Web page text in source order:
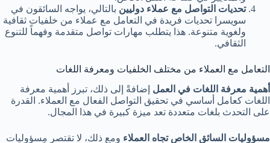
تحديات التواصل مع عملاء دوليين بالتالي، يواجه السائقون في
سويسرا تحديات فريدة في التعامل مع عملاء من خلفيات ثقافية
ولغوية متنوعة. هذا يتطلب مهارات تواصل متقدمة وفهماً للتنوع
الثقافي.
التعامل مع العملاء من مختلف الخلفيات ومعرفة اللغات
أهمية معرفة اللغات في العمل إضافةً إلى ذلك، تبرز أهمية معرفة
اللغات كعامل أساسي في تحقيق التواصل الفعال مع العملاء. القدرة
على التحدث بلغات متعددة تعد ميزة كبيرة في هذا المجال.
مسؤوليات السائق الخاص تجاه العملاء ومع ذلك، لا تقتصر مسؤوليات